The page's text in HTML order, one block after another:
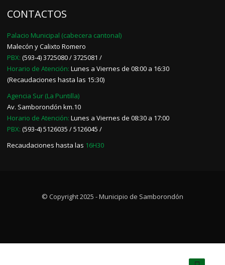
CONTACTOS
Palacio Municipal (cabecera cantonal)
Malecón y Calixto Romero
PBX: (593-4) 3725080 / 3725081 /
Horario de Atención: Lunes a Viernes de 08:00 a 16:30
(Recaudaciones hasta las 15:30)
Agencia Sur (La Puntilla)
Av. Samborondón km.10
Horario de Atención: Lunes a Viernes de 08:30 a 17:00
PBX: (593-4) 5126035 / 5126045 /
Recaudaciones hasta las 16H30
© Copyright 2025 - Municipio de Samborondón